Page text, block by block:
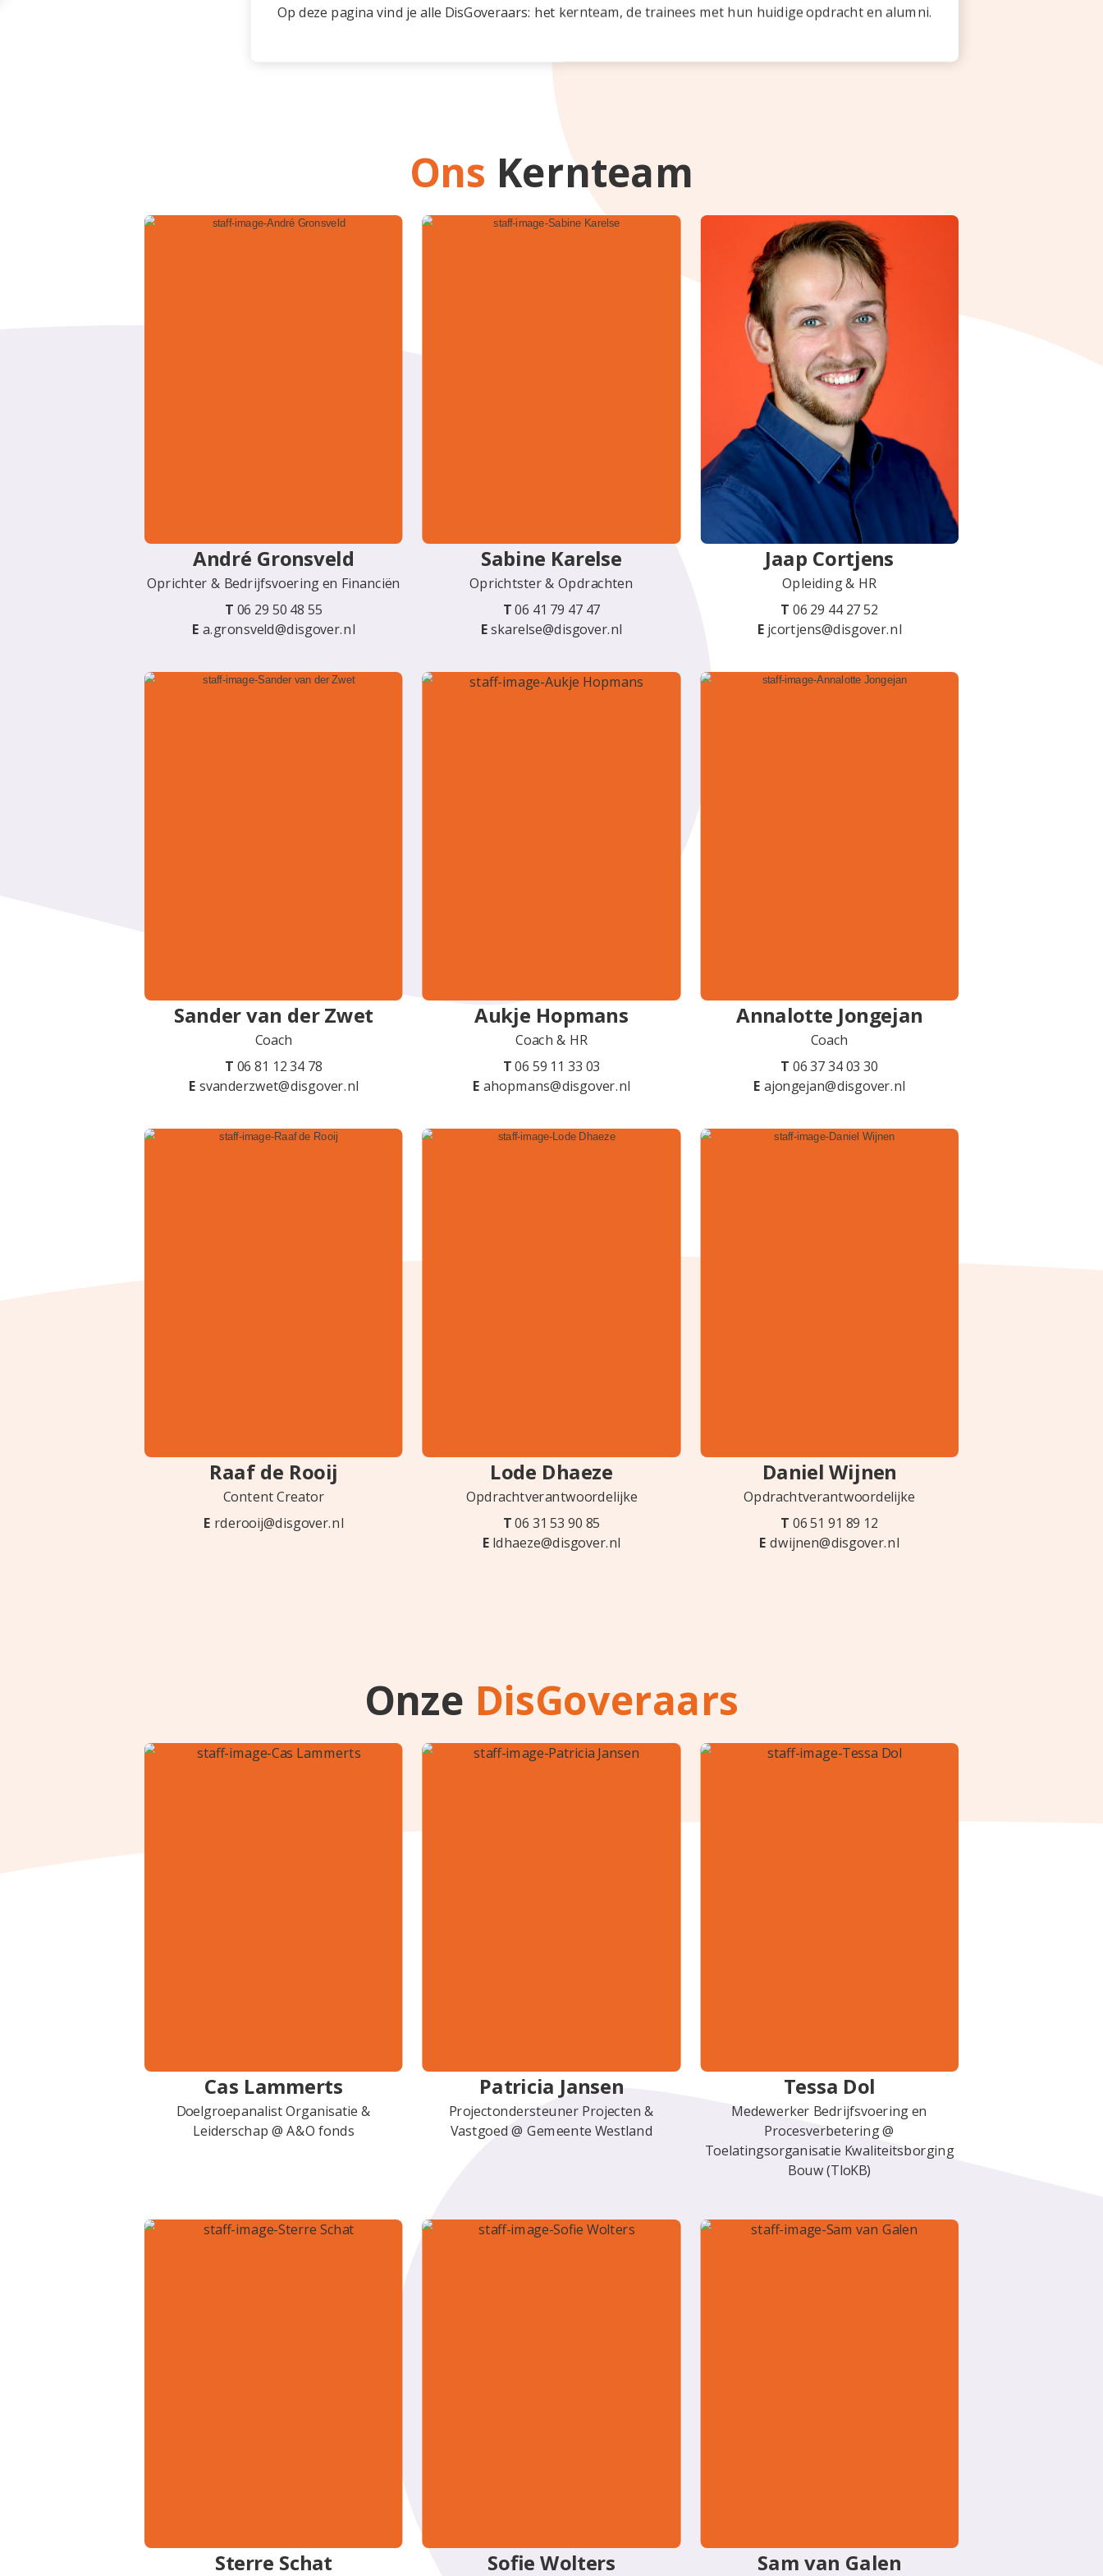
Op deze pagina vind je alle DisGoveraars: het kernteam, de trainees met hun huidige opdracht en alumni.
Ons Kernteam
André Gronsveld
Oprichter & Bedrijfsvoering en Financiën
T 06 29 50 48 55
E a.gronsveld@disgover.nl
Sabine Karelse
Oprichtster & Opdrachten
T06 41 79 47 47
Eskarelse@disgover.nl
Jaap Cortjens
Opleiding & HR
T 06 29 44 27 52
E jcortjens@disgover.nl
Sander van der Zwet
Coach
T 06 81 12 34 78
E svanderzwet@disgover.nl
Aukje Hopmans
Coach & HR
T06 59 11 33 03
E ahopmans@disgover.nl
Annalotte Jongejan
Coach
T 06 37 34 03 30
Eajongejan@disgover.nl
Raaf de Rooij
Content Creator
E rderooij@disgover.nl
Lode Dhaeze
Opdrachtverantwoordelijke
T06 31 53 90 85
E ldhaeze@disgover.nl
Daniel Wijnen
Opdrachtverantwoordelijke
T 06 51 91 89 12
Edwijnen@disgover.nl
Onze DisGoveraars
Cas Lammerts
Doelgroepanalist Organisatie &
Leiderschap @ A&O fonds
Patricia Jansen
Projectondersteuner Projecten &
Vastgoed @ Gemeente Westland
Tessa Dol
Medewerker Bedrijfsvoering en
Procesverbetering @
Toelatingsorganisatie Kwaliteitsborging
Bouw (TloKB)
Sterre Schat Sofie Wolters Sam van Galen